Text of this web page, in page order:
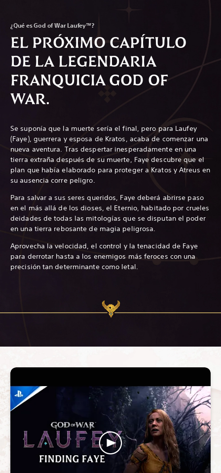
¿Qué es God of War Laufey™?
EL PRÓXIMO CAPÍTULO
DE LA LEGENDARIA
FRANQUICIA GOD OF
WAR.
Se suponía que la muerte sería el final, pero para Laufey
(Faye), guerrera y esposa de Kratos, acaba de comenzar una
nueva aventura. Tras despertar inesperadamente en una
tierra extraña después de su muerte, Faye descubre que el
plan que había elaborado para proteger a Kratos y Atreus en
su ausencia corre peligro.
Para salvar a sus seres queridos, Faye deberá abrirse paso
en el más allá de los dioses, el Eternio, habitado por crueles
deidades de todas las mitologías que se disputan el poder
en una tierra rebosante de magia peligrosa.
Aprovecha la velocidad, el control y la tenacidad de Faye
para derrotar hasta a los enemigos más feroces con una
precisión tan determinante como letal.